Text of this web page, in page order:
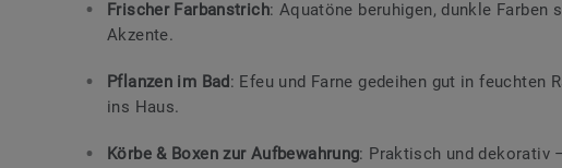
Frischer Farbanstrich: Aquatöne beruhigen, dunkle Farben
Akzente.
Pflanzen im Bad: Efeu und Farne gedeihen gut in feuchten
ins Haus.
Körbe & Boxen zur Aufbewahrung: Praktisch und dekorativ